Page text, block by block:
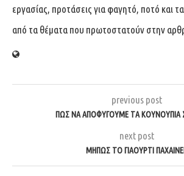
εργασίας, προτάσεις για φαγητό, ποτό και
από τα θέματα που πρωτοστατούν στην
previous post
ΠΏΣ ΝΑ ΑΠΟΦΎΓΟΥΜΕ ΤΑ ΚΟΥΝΟΎΠΙΑ
next post
ΜΉΠΩΣ ΤΟ ΓΙΑΟΎΡΤΙ